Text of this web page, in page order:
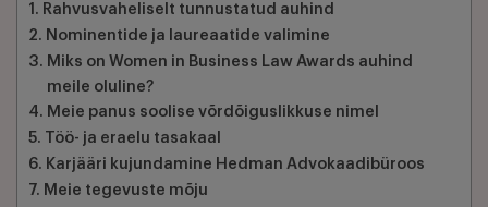
Rahvusvaheliselt tunnustatud auhind
Nominentide ja laureaatide valimine
Miks on Women in Business Law Awards auhind
meile oluline?
Meie panus soolise võrdõiguslikkuse nimel
Töö- ja eraelu tasakaal
Karjääri kujundamine Hedman Advokaadibüroos
Meie tegevuste mõju